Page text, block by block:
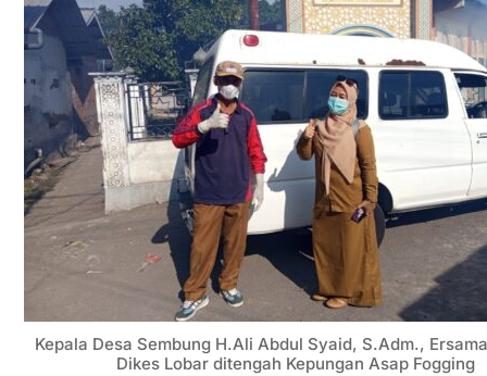
Kepala Desa Sembung H.Ali Abdul Syaid, S.Adm.,
Dikes Lobar ditengah Kepungan Asap Fogging